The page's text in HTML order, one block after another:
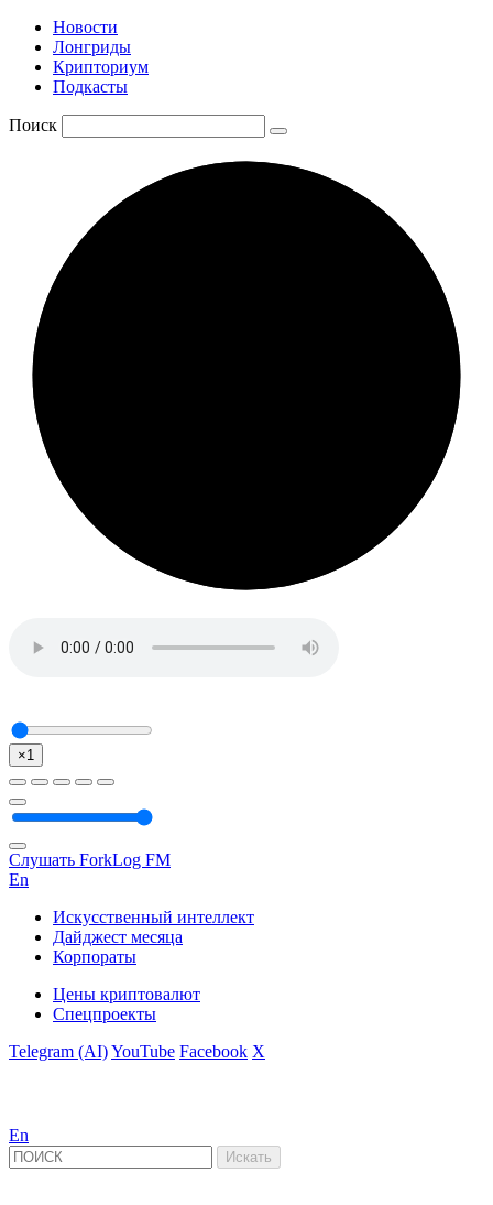
Новости
Лонгриды
Крипториум
Подкасты
Поиск
×1
Слушать ForkLog FM
En
Искусственный интеллект
Дайджест месяца
Корпораты
Цены криптовалют
Спецпроекты
Telegram (AI)YouTube Facebook X
En